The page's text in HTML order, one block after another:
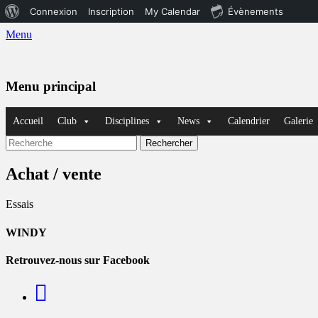
propos
WordPress
Connexion Inscription My Calendar Évènements
Menu
Menu principal
au
contenu
Accueil Club Disciplines News Calendrier Galerie
Recherche
Rechercher :
Achat / vente
Essais
WINDY
Retrouvez-nous sur Facebook